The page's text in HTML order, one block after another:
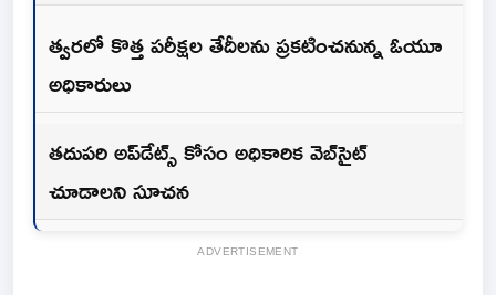
త్వరలో కొత్త పరీక్షల తేదీలను ప్రకటించనున్న ఓయూ
అధికారులు
తదుపరి అప్‌డేట్స్ కోసం అధికారిక వెబ్‌సైట్
చూడాలని సూచన
ADVERTISEMENT